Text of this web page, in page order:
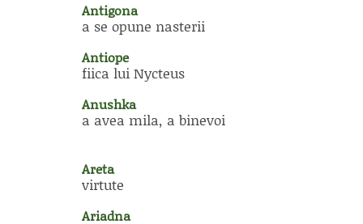
Antigona
a se opune nasterii
Antiope
fiica lui Nycteus
Anushka
a avea mila, a binevoi
Areta
virtute
Ariadna